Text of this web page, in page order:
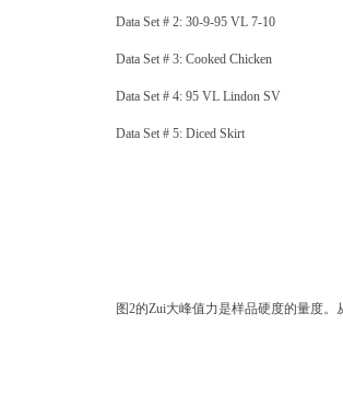
Data Set # 2: 30-9-95 VL 7-10
Data Set # 3: Cooked Chicken
Data Set # 4: 95 VL Lindon SV
Data Set # 5: Diced Skirt
图2的Zui大峰值力是样品硬度的量度